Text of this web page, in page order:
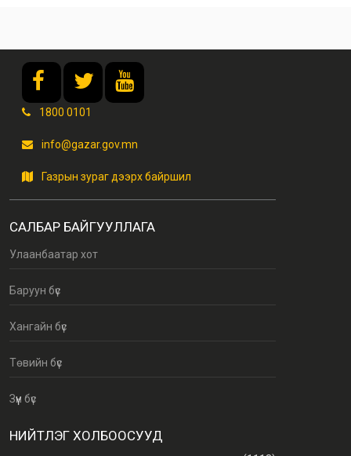
1800 0101
info@gazar.gov.mn
Газрын зураг дээрх байршил
САЛБАР БАЙГУУЛЛАГА
Улаанбаатар хот
Баруун бүс
Хангайн бүс
Төвийн бүс
Зүүн бүс
НИЙТЛЭГ ХОЛБООСУУД